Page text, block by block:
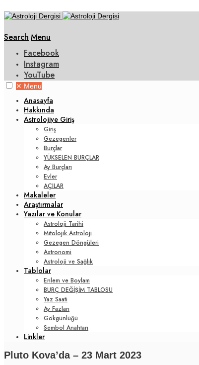
Search Menu
Facebook
Instagram
YouTube
✕ Menu
Anasayfa
Hakkında
Astrolojiye Giriş
Giriş
Gezegenler
Burçlar
YÜKSELEN BURÇLAR
Ay Burçları
Evler
AÇILAR
Makaleler
Araştırmalar
Yazılar ve Konular
Astroloji Tarihi
Mitolojik Astroloji
Gezegen Döngüleri
Astronomi
Astroloji ve Sağlık
Tablolar
Enlem ve Boylam
BURÇ DEĞİŞİM TABLOSU
Yaz Saati
Ay Fazları
Gökgünlüğü
Sembol Anahtarı
Linkler
Pluto Kova’da – 23 Mart 2023